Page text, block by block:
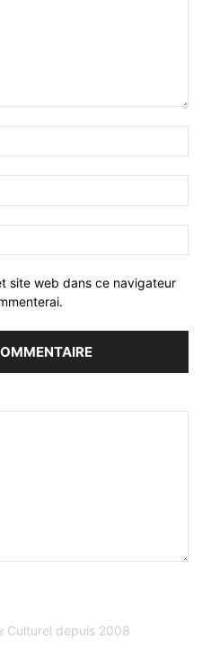
site web dans ce navigateur
Culturel depuis 2008